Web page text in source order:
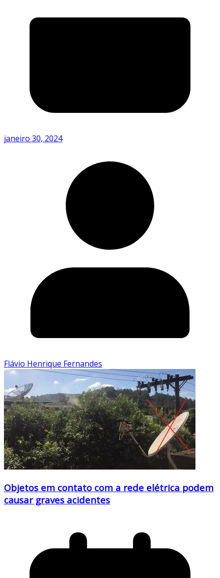
janeiro 30, 2024
Flávio Henrique Fernandes
Objetos em contato com a rede elétrica podem
causar graves acidentes